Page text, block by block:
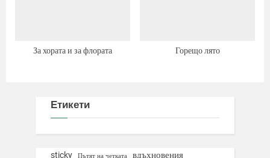
За хората и за флората Горещо лято
Етикети
sticky Пътят на четката вдъхновения